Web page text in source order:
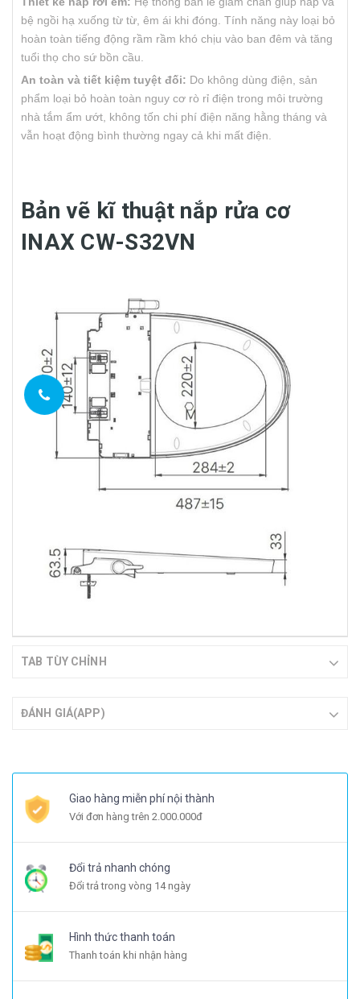
bệ ngồi hạ xuống từ từ, êm ái khi đóng. Tính năng này loại bỏ
hoàn toàn tiếng động rầm rầm khó chịu vào ban đêm và tăng
tuổi thọ cho sứ bồn cầu.
An toàn và tiết kiệm tuyệt đối: Do không dùng điện, sản
phẩm loại bỏ hoàn toàn nguy cơ rò rỉ điện trong môi trường
nhà tắm ẩm ướt, không tốn chi phí điện năng hằng tháng và
vẫn hoạt động bình thường ngay cả khi mất điện.
Bản vẽ kĩ thuật nắp rửa cơ
INAX CW-S32VN
TAB TÙY CHỈNH
ĐÁNH GIÁ(APP)
Giao hàng miễn phí nội thành
Với đơn hàng trên 2.000.000đ
Đổi trả nhanh chóng
Đổi trả trong vòng 14 ngày
Hình thức thanh toán
Thanh toán khi nhận hàng